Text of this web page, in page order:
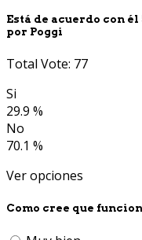
Está de acuerdo con
por Poggi
Total Vote: 77
Si
29.9 %
No
70.1 %
Ver opciones
Como cree que